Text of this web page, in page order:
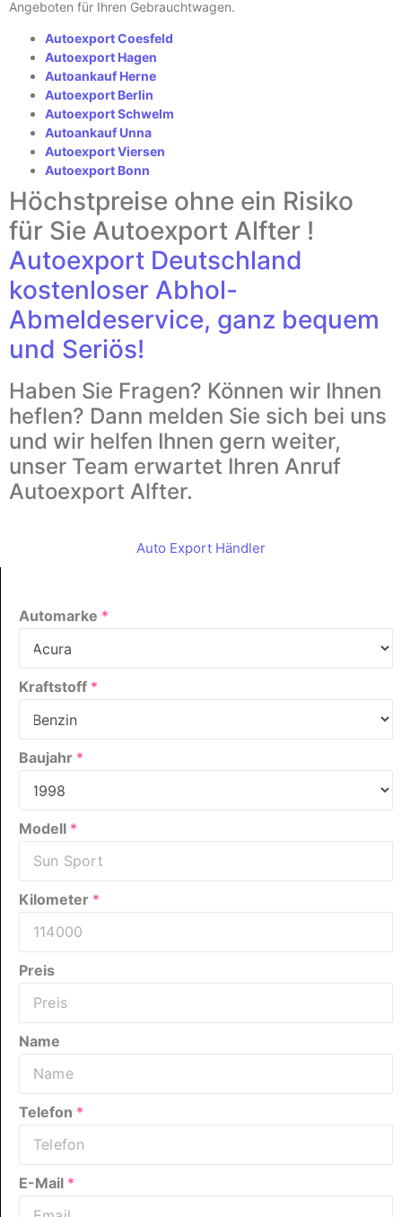
Angeboten für Ihren Gebrauchtwagen.
Autoexport Coesfeld
Autoexport Hagen
Autoankauf Herne
Autoexport Berlin
Autoexport Schwelm
Autoankauf Unna
Autoexport Viersen
Autoexport Bonn
Höchstpreise ohne ein Risiko
für Sie Autoexport Alfter !
Autoexport Deutschland
kostenloser Abhol-
Abmeldeservice, ganz bequem
und Seriös!
Haben Sie Fragen? Können wir Ihnen
heflen? Dann melden Sie sich bei uns
und wir helfen Ihnen gern weiter,
unser Team erwartet Ihren Anruf
Autoexport Alfter.
Auto Export Händler
Automarke *
Kraftstoff *
Baujahr *
Modell *
Kilometer *
Preis
Name
Telefon *
E-Mail *